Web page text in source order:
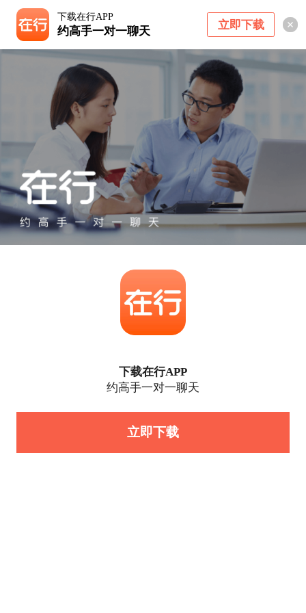
下载在行APP
约高手一对一聊天 立即下载
下载在行APP
约高手一对一聊天
立即下载